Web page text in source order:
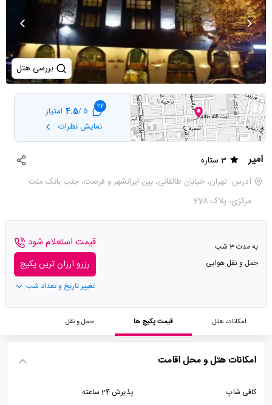
بررسی هتل
22
5 /
4.5 امتیاز
نمایش نظرات
امیر
3 ستاره
آدرس: تهران، خیابان طالقانی، بین ایرانشهر و فرصت، جنب بانک ملت
مرکزی، پلاک 278
به مدت 3 شب
حمل و نقل هوایی
قیمت استعلام شود
رزرو ارزان ترین پکیج
تغییر تاریخ و تعداد شب
امکانات هتل قیمت پکیج ها حمل و نقل
امکانات هتل و محل اقامت
کافی شاپ
پذیرش 24 ساعته